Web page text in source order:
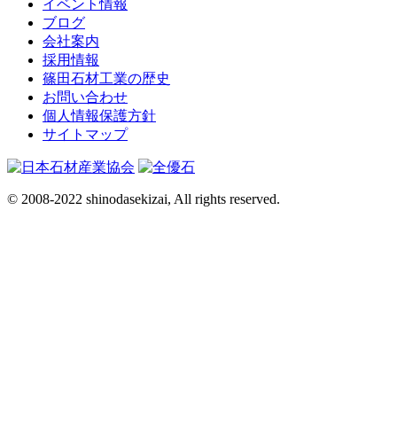
イベント情報
ブログ
会社案内
採用情報
篠田石材工業の歴史
お問い合わせ
個人情報保護方針
サイトマップ
© 2008-2022 shinodasekizai, All rights reserved.